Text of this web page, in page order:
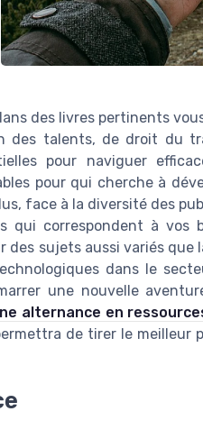
des livres pertinents
des talents, de droit du
pour naviguer
pour qui cherche à
face à la diversité des
correspondent à vos
sujets aussi variés que
dans le
une nouvelle
alternance en
de tirer le meilleur